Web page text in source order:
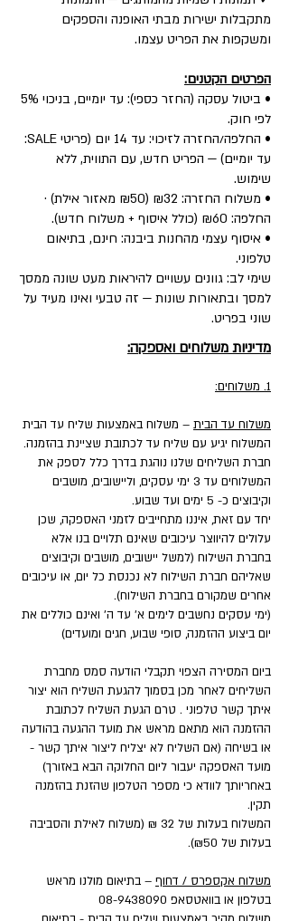
מתקבלות ישירות מבתי האופנה והספקים
ומשקפות את הפריט עצמו.
הפרטים הקטנים:
• ביטול עסקה (החזר כספי): עד יומיים, בניכוי 5%
לפי חוק.
• החלפה/החזרה לזיכוי: עד 14 יום (פריטי SALE:
עד יומיים) — הפריט חדש, עם התווית, ללא
שימוש.
• משלוח החזרה: ₪32 (₪50 מאזור אילת) ·
החלפה: ₪60 (כולל איסוף + משלוח חדש).
• איסוף עצמי מהחנות ביבנה: חינם, בתיאום
טלפוני.
שימי לב: גוונים עשויים להיראות מעט שונה ממסך
למסך ובתאורות שונות — זה טבעי ואינו מעיד על
שוני בפריט.
מדיניות משלוחים ואספקה:
1. משלוחים:
משלוח עד הבית – משלוח באמצעות שליח עד הבית
המשלוח יגיע עם שליח עד לכתובת שציינת בהזמנה.
חברת השליחים שלנו נוהגת בדרך כלל לספק את
המשלוחים עד 3 ימי עסקים, וליישובים, מושבים
וקיבוצים כ- 5 ימים ועד שבוע.
יחד עם זאת, איננו מתחייבים לזמני האספקה, שכן
עלולים להיווצר עיכובים שאינם תלויים בנו אלא
בחברת השילוח (למשל יישובים, מושבים וקיבוצים
שאליהם חברת השילוח לא נכנסת כל יום, או עיכובים
אחרים שמקורם בחברת השילוח).
(ימי עסקים נחשבים לימים א' עד ה' ואינם כוללים את
יום ביצוע ההזמנה, סופי שבוע, חגים ומועדים)
ביום המסירה הצפוי תקבלי הודעה סמס מחברת
השליחים לאחר מכן בסמוך להגעת השליח הוא יצור
איתך קשר טלפוני . טרם הגעת השליח לכתובת
ההזמנה הוא מתאם מראש את מועד ההגעה בהודעה
או בשיחה (אם השליח לא יצליח ליצור איתך קשר -
מועד האספקה יעבור ליום החלוקה הבא באזורך)
באחריותך לוודא כי מספר הטלפון שהזנת בהזמנה
תקין.
המשלוח בעלות של 32 ₪ (משלוח לאילת והסביבה
בעלות של ₪50).
משלוח אקספרס / דחוף – בתיאום מולנו מראש
בטלפון או בוואטסאפ 08-9438090